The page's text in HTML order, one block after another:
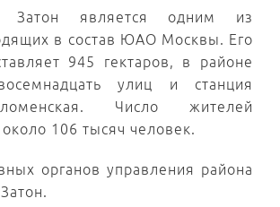
Затон является одним из
в состав ЮАО Москвы. Его
945 гектаров, в районе
улиц и станция
Число жителей
106 тысяч человек.
органов управления района